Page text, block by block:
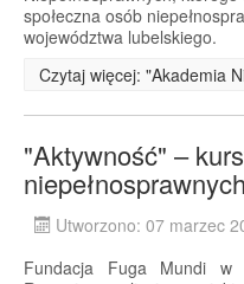
społeczna osób
województwa lubelskiego.
Czytaj więcej: "Akademia
"Aktywność" –
Utworzono: 07 marzec
Fundacja Fuga Mundi w